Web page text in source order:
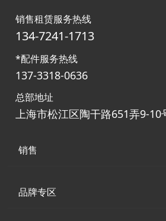
销售租赁服务热线
134-7241-1713
*配件服务热线
137-3318-0636
总部地址
上海市松江区陶干路651弄9-10
销售
品牌专区